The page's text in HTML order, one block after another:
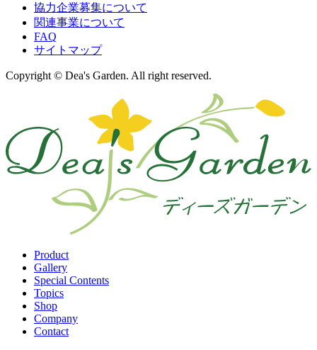
協力企業募集について
関連事業について
FAQ
サイトマップ
Copyright © Dea's Garden. All right reserved.
Product
Gallery
Special Contents
Topics
Shop
Company
Contact